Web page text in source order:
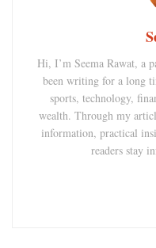
Hi, I’m Seema Rawat, a
been writing for a long
sports, technology,
wealth. Through my
information, practical
readers stay